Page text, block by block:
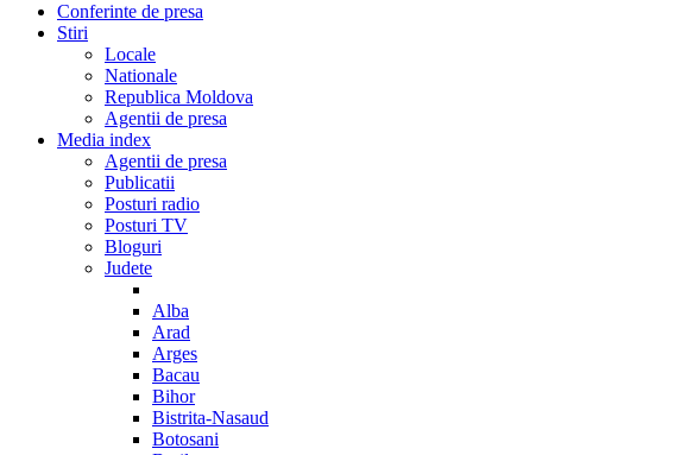
Conferinte de presa
Stiri
Locale
Nationale
Republica Moldova
Agentii de presa
Media index
Agentii de presa
Publicatii
Posturi radio
Posturi TV
Bloguri
Judete
Alba
Arad
Arges
Bacau
Bihor
Bistrita-Nasaud
Botosani